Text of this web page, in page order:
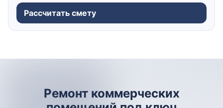
Рассчитать смету
Ремонт коммерческих